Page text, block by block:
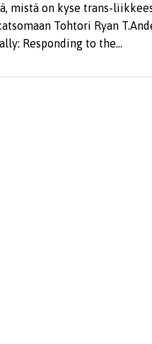
mistä on kyse trans-
Tohtori Ryan
Responding to the…